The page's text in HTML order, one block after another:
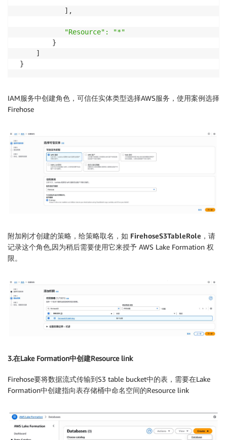
            ],
"Resource": "*"
         }
     ]
}
IAM服务中创建角色，可信任实体类型选择AWS服务，使用案例选择
Firehose
附加刚才创建的策略，给策略取名，如 FirehoseS3TableRole ，请
记录这个角色,因为稍后需要使用它来授予 AWS Lake Formation 权
限。
3.在Lake Formation中创建Resource link
Firehose要将数据流式传输到S3 table bucket中的表，需要在Lake
Formation中创建指向表存储桶中命名空间的Resource link